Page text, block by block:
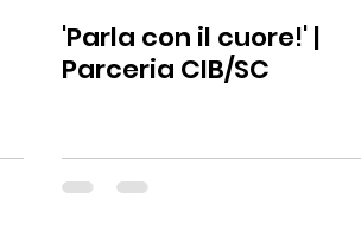
'Parla con il cuore!' |
Parceria CIB/SC